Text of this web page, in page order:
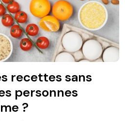
recettes sans
personnes
?